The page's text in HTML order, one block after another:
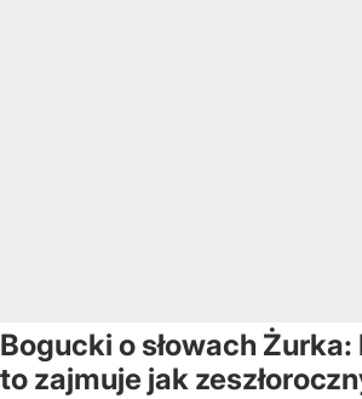
Bogucki o słowach Żurka:
to zajmuje jak